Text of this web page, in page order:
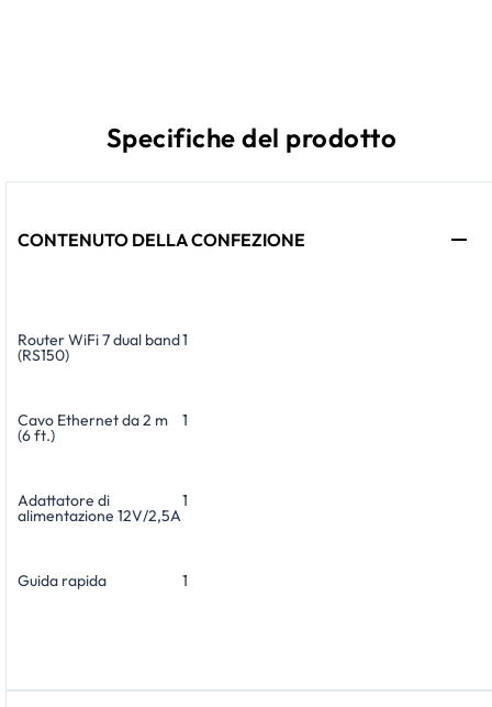
Specifiche del prodotto
CONTENUTO DELLA CONFEZIONE
Router WiFi 7 dual band
(RS150)
1
Cavo Ethernet da 2 m
(6 ft.)
1
Adattatore di
alimentazione 12V/2,5A
1
Guida rapida 1